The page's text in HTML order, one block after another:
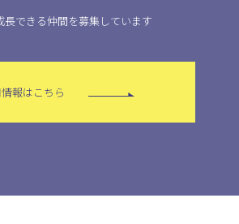
長できる仲間を募集しています
報はこちら